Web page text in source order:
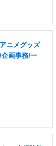
ニメグッズ
画事務/一